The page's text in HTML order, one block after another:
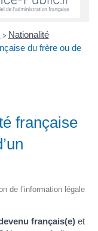
> Nationalité
du frère ou de
française
de l’information légale
français(e) et